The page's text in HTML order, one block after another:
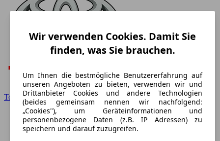
Toyota
Wir verwenden Cookies. Damit Sie
finden, was Sie brauchen.
Um Ihnen die bestmögliche Benutzererfahrung auf
unseren Angeboten zu bieten, verwenden wir und
Drittanbieter Cookies und andere Technologien
(beides gemeinsam nennen wir nachfolgend:
„Cookies"), um Geräteinformationen und
personenbezogene Daten (z.B. IP Adressen) zu
speichern und darauf zuzugreifen.